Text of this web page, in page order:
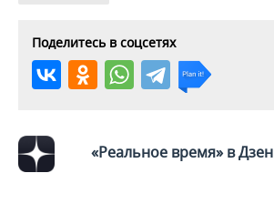
Поделитесь в соцсетях
«Реальное время» в Дзен